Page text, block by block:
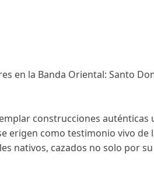
en la Banda Oriental: Santo
construcciones auténticas
erigen como testimonio vivo
nativos, cazados no solo por